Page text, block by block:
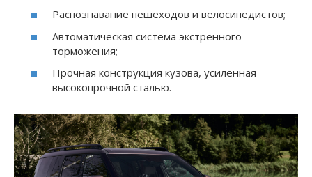
Распознавание пешеходов и велосипедистов;
Автоматическая система экстренного
торможения;
Прочная конструкция кузова, усиленная
высокопрочной сталью.